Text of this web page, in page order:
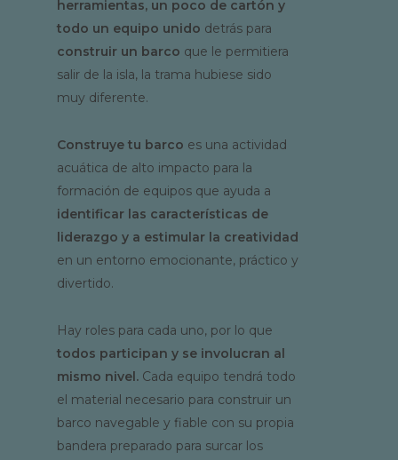
herramientas, un poco de cartón y
todo un equipo unido detrás para
construir un barco que le permitiera
salir de la isla, la trama hubiese sido
muy diferente.
Construye tu barco es una actividad
acuática de alto impacto para la
formación de equipos que ayuda a
identificar las características de
liderazgo y a estimular la creatividad
en un entorno emocionante, práctico y
divertido.
Hay roles para cada uno, por lo que
todos participan y se involucran al
mismo nivel. Cada equipo tendrá todo
el material necesario para construir un
barco navegable y fiable con su propia
bandera preparado para surcar los